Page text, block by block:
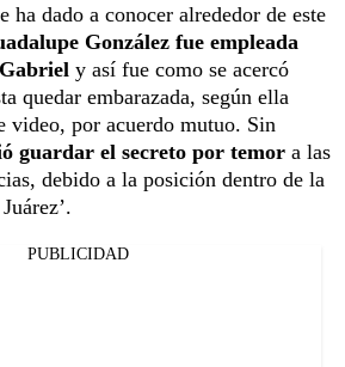
ha dado a conocer alrededor de este
González fue empleada
y así fue como se acercó
quedar embarazada, según ella
video, por acuerdo mutuo. Sin
guardar el secreto por temor a las
debido a la posición dentro de la
PUBLICIDAD